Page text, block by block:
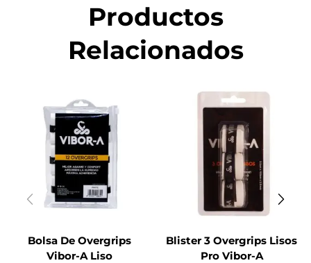
Productos
Relacionados
Bolsa De Overgrips
Vibor-A Liso
Blister 3 Overgrips Lisos
Pro Vibor-A